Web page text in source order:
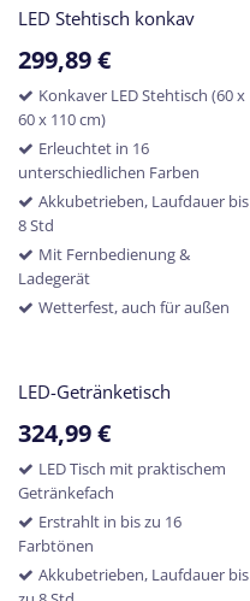
LED Stehtisch konkav
299,89€
Konkaver LED Stehtisch (60 x
60 x 110 cm)
Erleuchtet in 16
unterschiedlichen Farben
Akkubetrieben, Laufdauer bis
8 Std
Mit Fernbedienung &
Ladegerät
Wetterfest, auch für außen
LED-Getränketisch
324,99€
LED Tisch mit praktischem
Getränkefach
Erstrahlt in bis zu 16
Farbtönen
Akkubetrieben, Laufdauer bis